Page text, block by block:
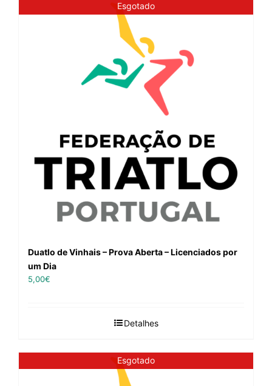
Esgotado
Duatlo de Vinhais – Prova Aberta – Licenciados por
um Dia
5,00€
Detalhes
Esgotado